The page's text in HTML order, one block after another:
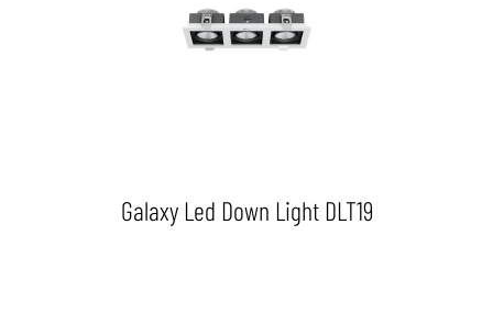
Galaxy Led Down Light DLT19